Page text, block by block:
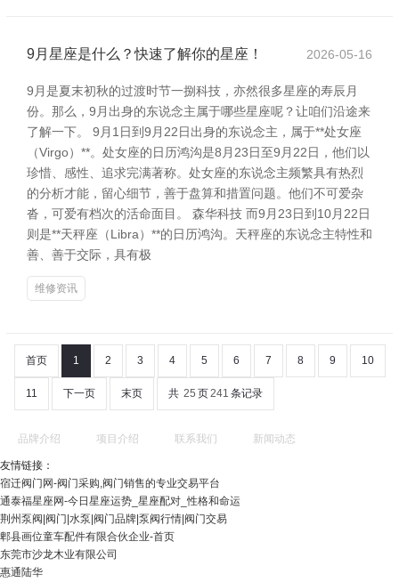
9月星座是什么？快速了解你的星座！ 2026-05-16
9月是夏末初秋的过渡时节一捌科技，亦然很多星座的寿辰月
份。那么，9月出身的东说念主属于哪些星座呢？让咱们沿途来
了解一下。 9月1日到9月22日出身的东说念主，属于**处女座
（Virgo）**。处女座的日历鸿沟是8月23日至9月22日，他们以
珍惜、感性、追求完满著称。处女座的东说念主频繁具有热烈
的分析才能，留心细节，善于盘算和措置问题。他们不可爱杂
沓，可爱有档次的活命面目。 森华科技 而9月23日到10月22日
则是**天秤座（Libra）**的日历鸿沟。天秤座的东说念主特性和
善、善于交际，具有极
维修资讯
首页 1 2 3 4 5 6 7 8 9 10
11 下一页 末页 共 25 页241 条记录
品牌介绍 项目介绍 联系我们 新闻动态
友情链接：
宿迁阀门网-阀门采购,阀门销售的专业交易平台
通泰福星座网-今日星座运势_星座配对_性格和命运
荆州泵阀|阀门|水泵|阀门品牌|泵阀行情|阀门交易
郫县画位童车配件有限合伙企业-首页
东莞市沙龙木业有限公司
惠通陆华